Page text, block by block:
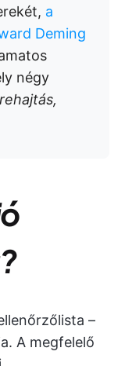
a
Deming
négy
–
A megfelelő